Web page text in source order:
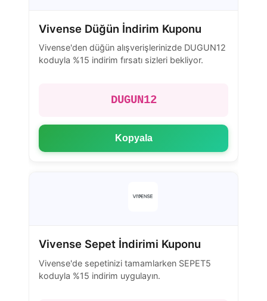
Vivense Düğün İndirim Kuponu
Vivense'den düğün alışverişlerinizde DUGUN12
koduyla %15 indirim fırsatı sizleri bekliyor.
DUGUN12
Kopyala
Vivense Sepet İndirimi Kuponu
Vivense'de sepetinizi tamamlarken SEPET5
koduyla %15 indirim uygulayın.